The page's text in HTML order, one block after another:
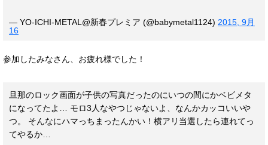
— YO-ICHI-METAL@新春プレミア (@babymetal1124) 2015, 9月
16
参加したみなさん、お疲れ様でした！
旦那のロック画面が子供の写真だったのにいつの間にかベビメタ
になってたよ… モロ3人なやつじゃないよ、なんかカッコいいや
つ。 そんなにハマっちまったんかい！横アリ当選したら連れてっ
てやるか…